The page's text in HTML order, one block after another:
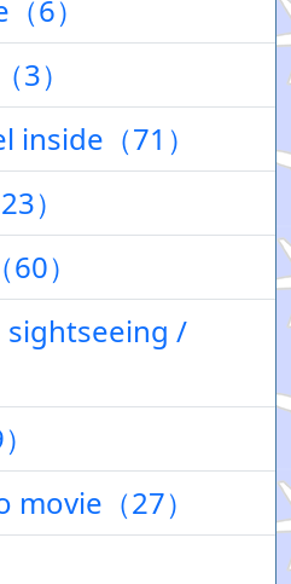
6）
3）
inside（71）
）
）
sightseeing /
movie（27）